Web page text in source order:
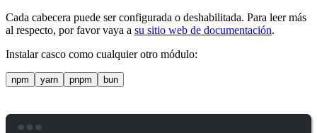
Cada cabecera puede ser configurada o deshabilitada. Para leer más
al respecto, por favor vaya a su sitio web de documentación.
Instalar casco como cualquier otro módulo:
npm yarn pnpm bun